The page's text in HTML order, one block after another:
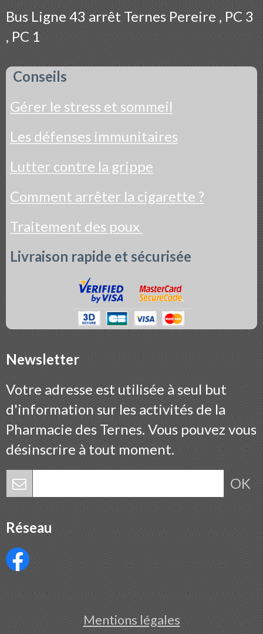
Bus Ligne 43 arrêt Ternes Pereire , PC 3
, PC 1
Conseils
Gérer le stress et sommeil
Les défenses immunitaires
Lutter contre la grippe
Comment arrêter la cigarette ?
Traitement des poux
Livraison rapide et sécurisée
Newsletter
Votre adresse est utilisée à seul but
d'information sur les activités de la
Pharmacie des Ternes. Vous pouvez vous
désinscrire à tout moment.
OK
Réseau
Mentions légales